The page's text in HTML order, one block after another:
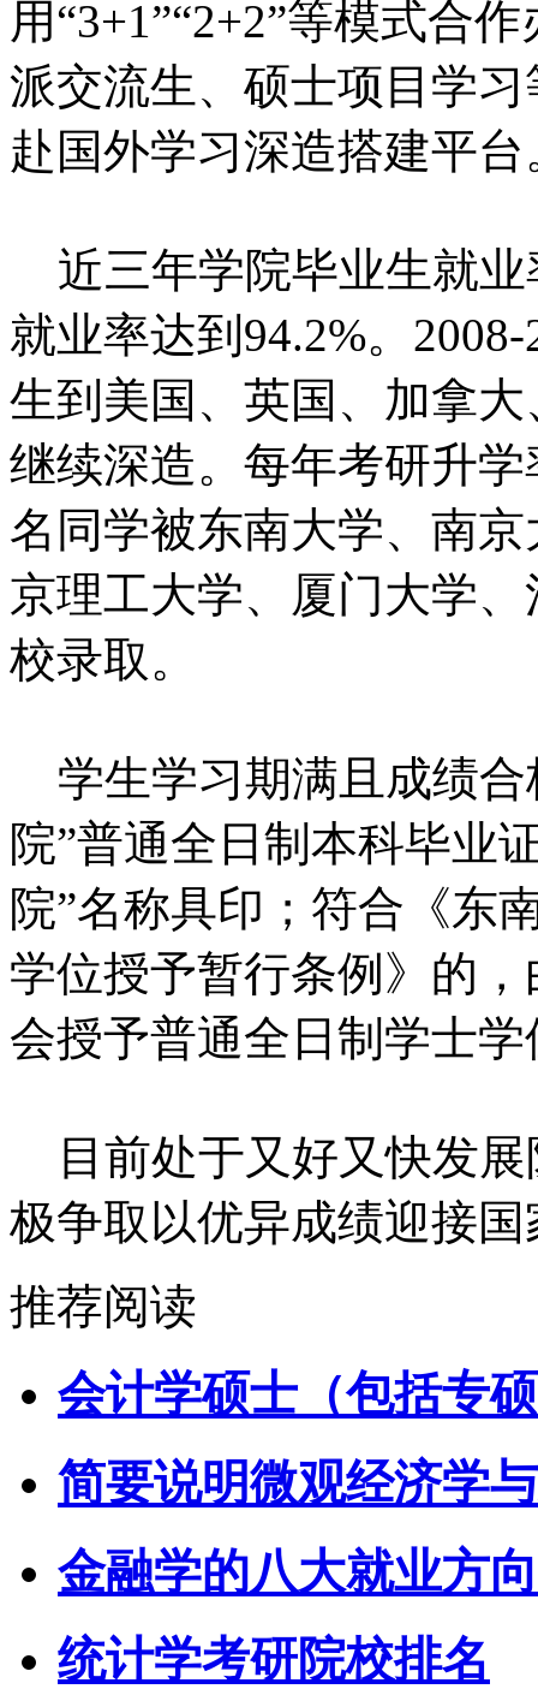
用“3+1”“2+2”等模式合
派交流生、硕士项目学
赴国外学习深造搭建平台
近三年学院毕业生就业
就业率达到94.2%。
生到美国、英国、加拿
继续深造。每年考研升学
名同学被东南大学、南
京理工大学、厦门大学
校录取。
学生学习期满且成绩合
院”普通全日制本科毕业
院”名称具印；符合《东
学位授予暂行条例》的
会授予普通全日制学士学
目前处于又好又快发展
极争取以优异成绩迎接
推荐阅读
会计学硕士（包括专
简要说明微观经济学
金融学的八大就业方
统计学考研院校排名